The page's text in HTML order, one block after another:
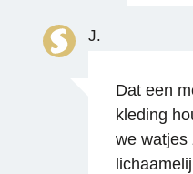
J.
Dat een
kleding
we watjes